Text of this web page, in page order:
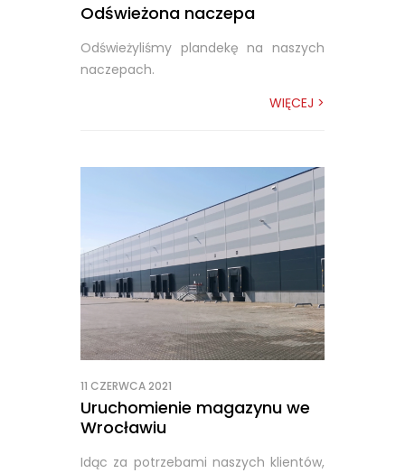
Odświeżona naczepa
Odświeżyliśmy plandekę na naszych
naczepach.
WIĘCEJ >
11 CZERWCA 2021
Uruchomienie magazynu we
Wrocławiu
Idąc za potrzebami naszych klientów,